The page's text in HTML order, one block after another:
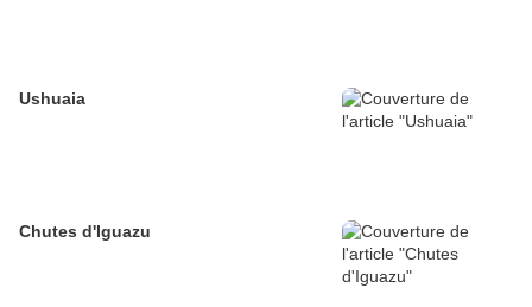
Ushuaia
Chutes d'Iguazu